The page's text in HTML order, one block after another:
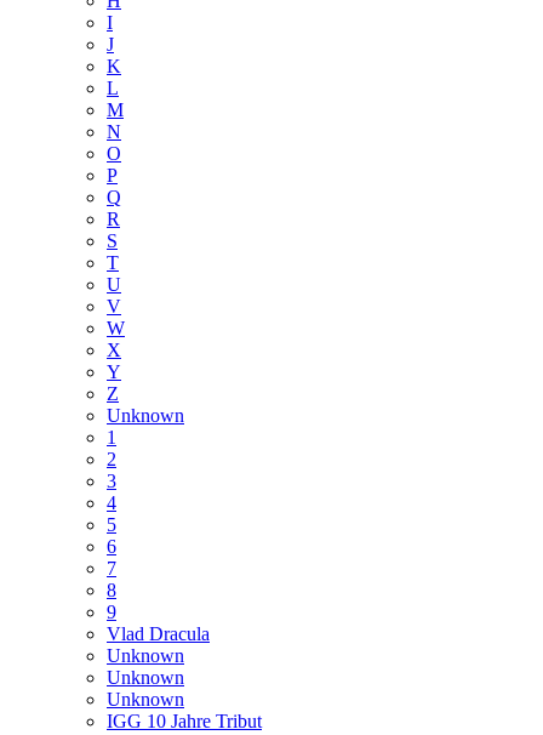
I
J
K
L
M
N
O
P
Q
R
S
T
U
V
W
X
Y
Z
Unknown
1
2
3
4
5
6
7
8
9
Vlad Dracula
Unknown
Unknown
Unknown
IGG 10 Jahre Tribut